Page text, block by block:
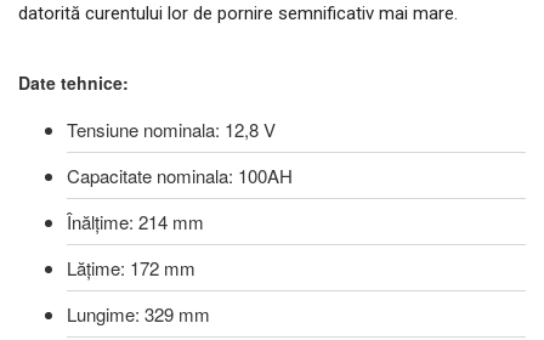
datorită curentului lor de pornire semnificativ mai mare.
Date tehnice:
Tensiune nominala: 12,8 V
Capacitate nominala: 100AH
Înălţime: 214 mm
Lăţime: 172 mm
Lungime: 329 mm